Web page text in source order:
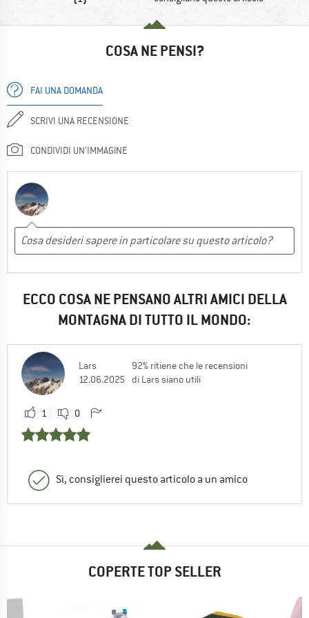
COSA NE PENSI?
FAI UNA DOMANDA
SCRIVI UNA RECENSIONE
CONDIVIDI UN'IMMAGINE
ECCO COSA NE PENSANO ALTRI AMICI DELLA
MONTAGNA DI TUTTO IL MONDO:
Lars
12.06.2025
92% ritiene che le recensioni
di Lars siano utili
1 0
Sì, consiglierei questo articolo a un amico
COPERTE TOP SELLER